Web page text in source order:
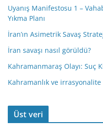
Uyanış Manifestosu 1 –
Yıkma Planı
İran’ın Asimetrik Savaş
İran savaşı nasıl görüldü?
Kahramanmaraş Olayı: Suç
Kahramanlık ve irrasyonalite
Üst veri